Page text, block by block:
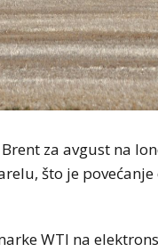
za avgust na
što je
WTI na